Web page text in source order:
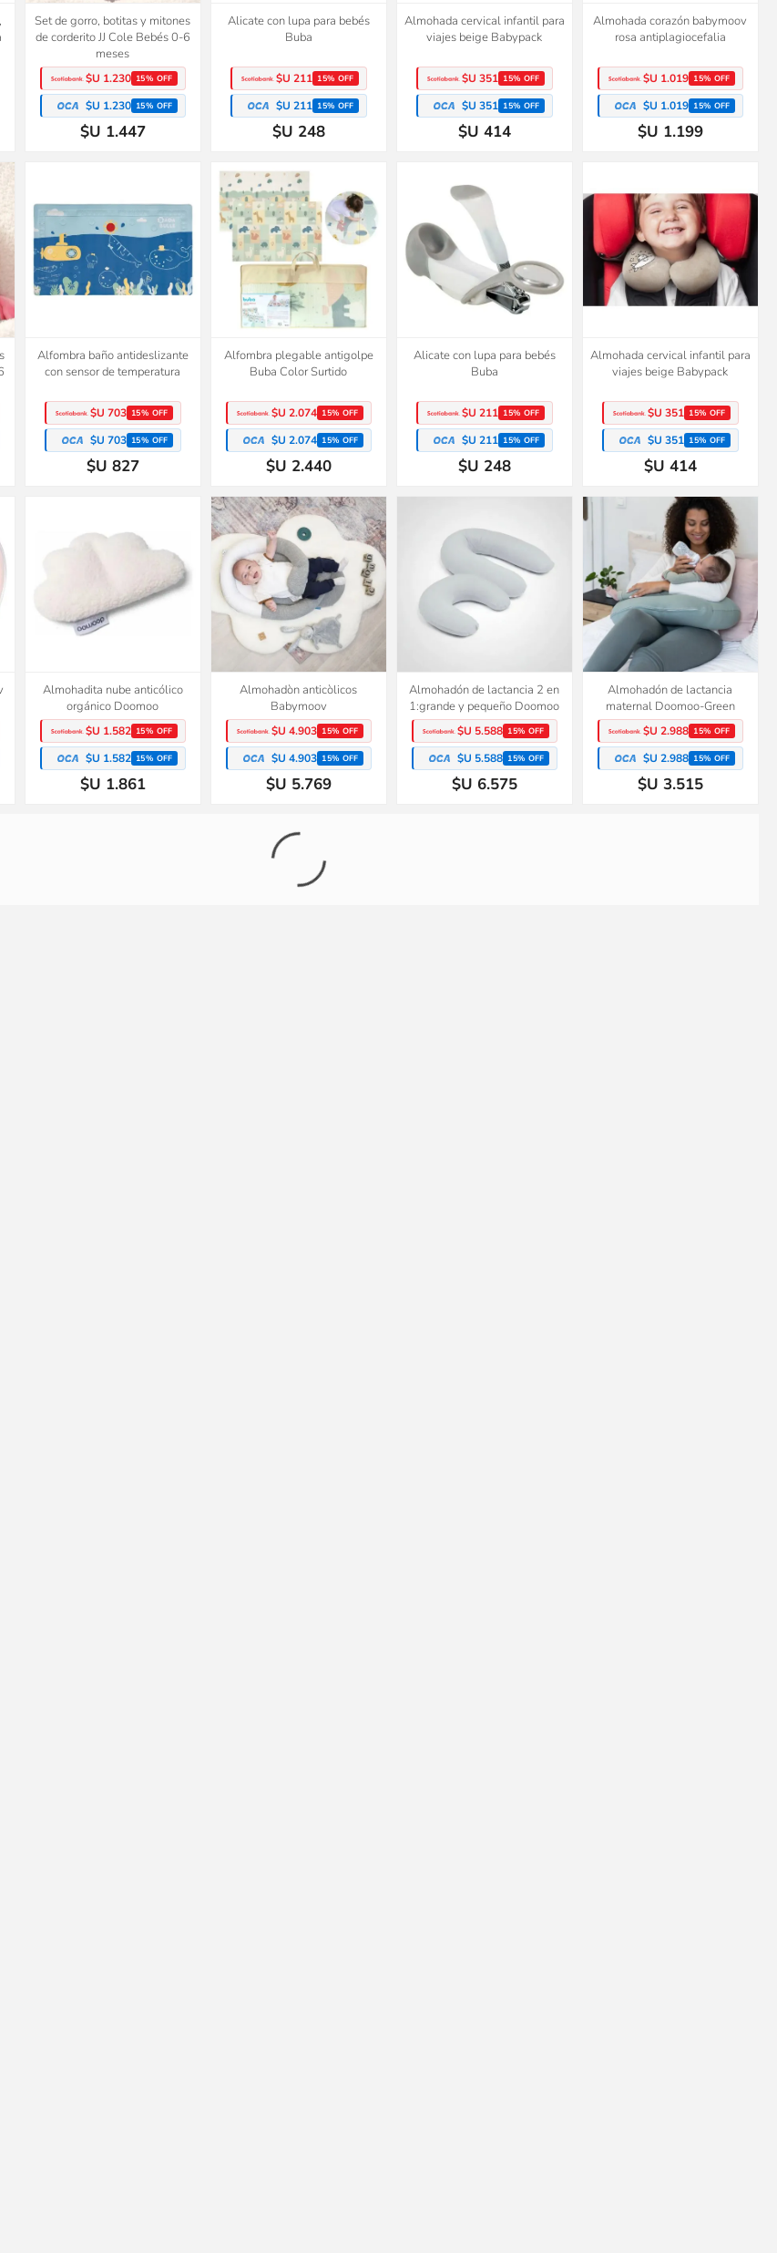
Set de gorro, botitas y mitones
de corderito JJ Cole Bebés 0-6
meses
$U 1.230 15% OFF
$U 1.230 15% OFF
$U 1.447
Alicate con lupa para bebés
Buba
$U 211 15% OFF
$U 211 15% OFF
$U 248
Almohada cervical infantil para
viajes beige Babypack
$U 351 15% OFF
$U 351 15% OFF
$U 414
Almohada corazón babymoov
rosa antiplagiocefalia
$U 1.019 15% OFF
$U 1.019 15% OFF
$U 1.199
Alfombra baño antideslizante
con sensor de temperatura
$U 703 15% OFF
$U 703 15% OFF
$U 827
Alfombra plegable antigolpe
Buba Color Surtido
$U 2.074 15% OFF
$U 2.074 15% OFF
$U 2.440
Alicate con lupa para bebés
Buba
$U 211 15% OFF
$U 211 15% OFF
$U 248
Almohada cervical infantil para
viajes beige Babypack
$U 351 15% OFF
$U 351 15% OFF
$U 414
Almohadita nube anticólico
orgánico Doomoo
$U 1.582 15% OFF
$U 1.582 15% OFF
$U 1.861
Almohadòn anticòlicos
Babymoov
$U 4.903 15% OFF
$U 4.903 15% OFF
$U 5.769
Almohadón de lactancia 2 en
1:grande y pequeño Doomoo
$U 5.588 15% OFF
$U 5.588 15% OFF
$U 6.575
Almohadón de lactancia
maternal Doomoo-Green
$U 2.988 15% OFF
$U 2.988 15% OFF
$U 3.515